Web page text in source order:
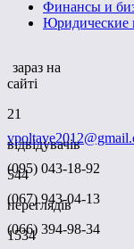
Финансы и
Юридические
зараз на
сайті
21
відвідувачів
544
переглядів
1534
(095) 043-18-92
(067) 943-04-13
(066) 394-98-34